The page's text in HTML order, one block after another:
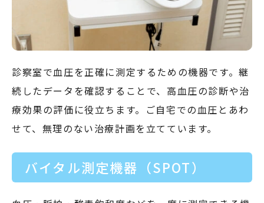
診察室で血圧を正確に測定するための機器です。継
続したデータを確認することで、高血圧の診断や治
療効果の評価に役立ちます。ご自宅での血圧とあわ
せて、無理のない治療計画を立てています。
バイタル測定機器（SPOT）